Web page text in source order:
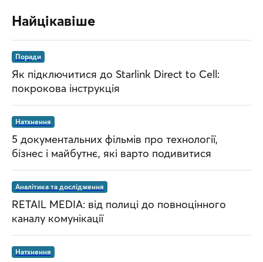
Найцікавіше
Поради
Як підключитися до Starlink Direct to Cell:
покрокова інструкція
Натхнення
5 документальних фільмів про технології,
бізнес і майбутнє, які варто подивитися
Аналітика та дослідження
RETAIL MEDIA: від полиці до повноцінного
каналу комунікації
Натхнення